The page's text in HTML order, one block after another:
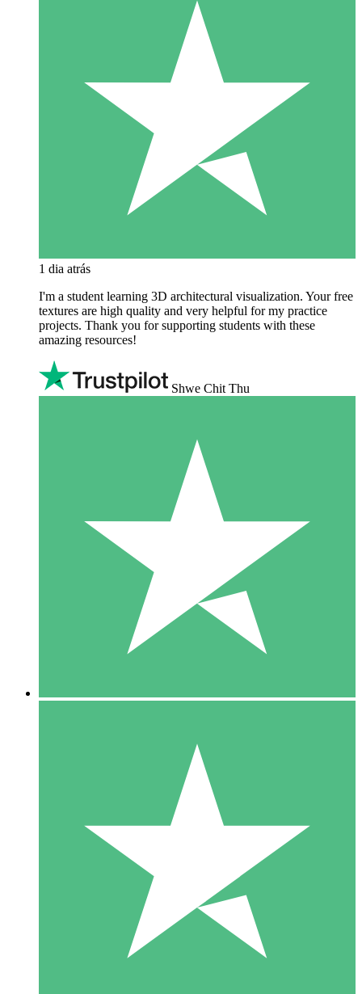
1 dia atrás
I'm a student learning 3D architectural visualization. Your free
textures are high quality and very helpful for my practice
projects. Thank you for supporting students with these
amazing resources!
Shwe Chit Thu